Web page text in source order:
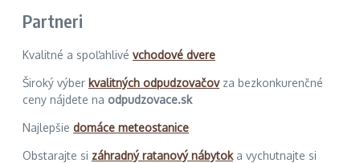
Partneri
Kvalitné a spoľahlivé vchodové dvere
Široký výber kvalitných odpudzovačovza bezkonkurenčné
ceny nájdete na odpudzovace.sk
Najlepšie domáce meteostanice
Obstarajte si záhradný ratanový nábytoka vychutnajte si